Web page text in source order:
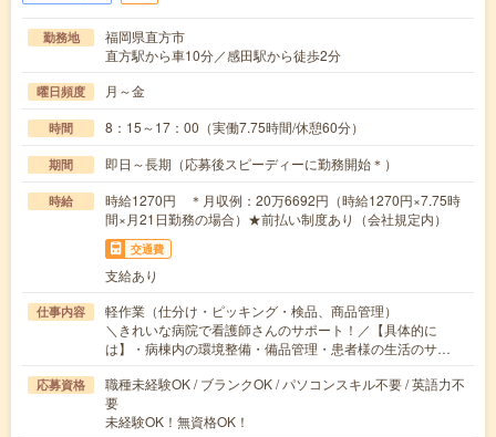
勤務地
福岡県直方市
直方駅から車10分／感田駅から徒歩2分
曜日頻度 月～金
時間 8：15～17：00（実働7.75時間/休憩60分）
期間 即日～長期（応募後スピーディーに勤務開始＊）
時給
時給1270円 ＊月収例：20万6692円（時給1270円×7.75時
間×月21日勤務の場合）★前払い制度あり（会社規定内）
交通費
支給あり
仕事内容
軽作業（仕分け・ピッキング・検品、商品管理）
＼きれいな病院で看護師さんのサポート！／【具体的に
は】・病棟内の環境整備・備品管理・患者様の生活のサ…
応募資格
職種未経験OK / ブランクOK / パソコンスキル不要 / 英語力不
要
未経験OK！無資格OK！